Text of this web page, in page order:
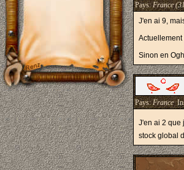
Pays:France
J'en ai 9,
Sinon en
Pays:France
J'en ai 2 que
stock global